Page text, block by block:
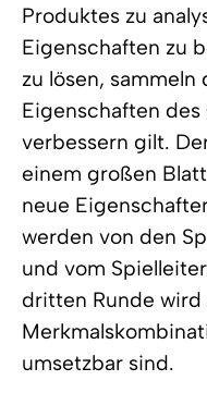
Produktes zu
Eigenschaften zu
zu lösen,
Eigenschaften des
verbessern gilt.
einem großen
neue
werden von den
und vom
dritten Runde
umsetzbar sind.